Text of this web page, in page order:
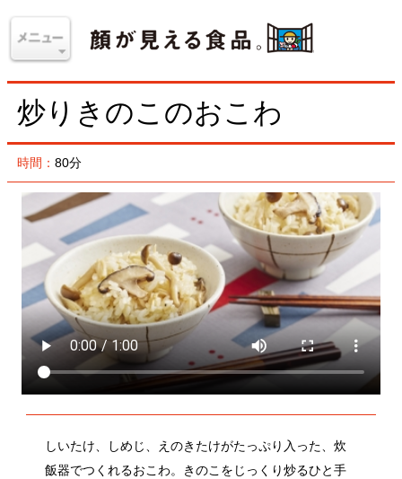
炒りきのこのおこわ
時間：80分
しいたけ、しめじ、えのきたけがたっぷり入った、炊
飯器でつくれるおこわ。きのこをじっくり炒るひと手
間で、よりおいしさアップ！ きのこの旨みや香りが